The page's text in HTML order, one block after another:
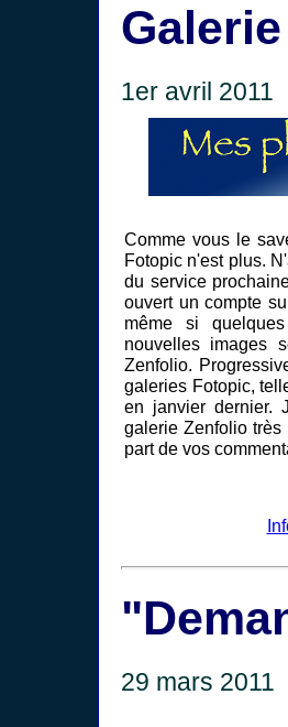
1er avril 2011
Comme vous le
Fotopic n'est plus.
du service
ouvert un compte
même si
nouvelles images
Zenfolio.
galeries Fotopic,
en janvier dernier.
galerie Zenfolio
part de vos
29 mars 2011